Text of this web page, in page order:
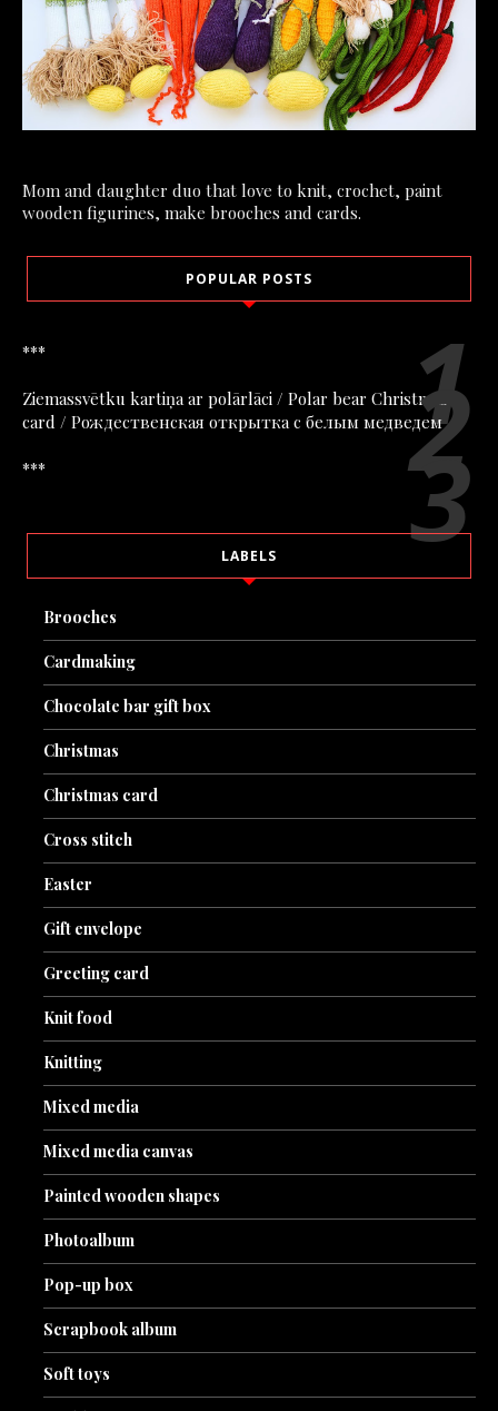
Mom and daughter duo that love to knit, crochet, paint
wooden figurines, make brooches and cards.
POPULAR POSTS
***
Ziemassvētku kartiņa ar polārlāci / Polar bear Christmas
card / Рождественская открытка с белым медведем
***
LABELS
Brooches
Cardmaking
Chocolate bar gift box
Christmas
Christmas card
Cross stitch
Easter
Gift envelope
Greeting card
Knit food
Knitting
Mixed media
Mixed media canvas
Painted wooden shapes
Photoalbum
Pop-up box
Scrapbook album
Soft toys